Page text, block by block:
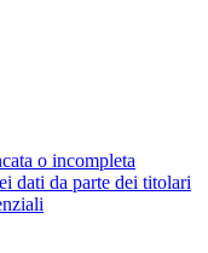
o incompleta
dati da parte dei titolari